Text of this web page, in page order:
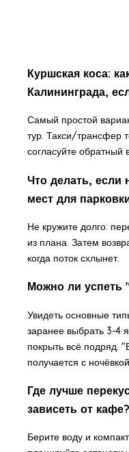
Куршская коса:
Калининграда,
Самый простой
тур. Такси/трансфер
согласуйте обратный
Что делать, если
мест для
Не кружите долго:
из плана. Затем
когда поток схлынет.
Можно ли успеть
Увидеть основные
заранее выбрать 3-4
покрыть всё подряд.
получается с
Где лучше
зависеть от кафе?
Берите воду и